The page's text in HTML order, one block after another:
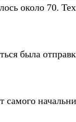
около 70.
была